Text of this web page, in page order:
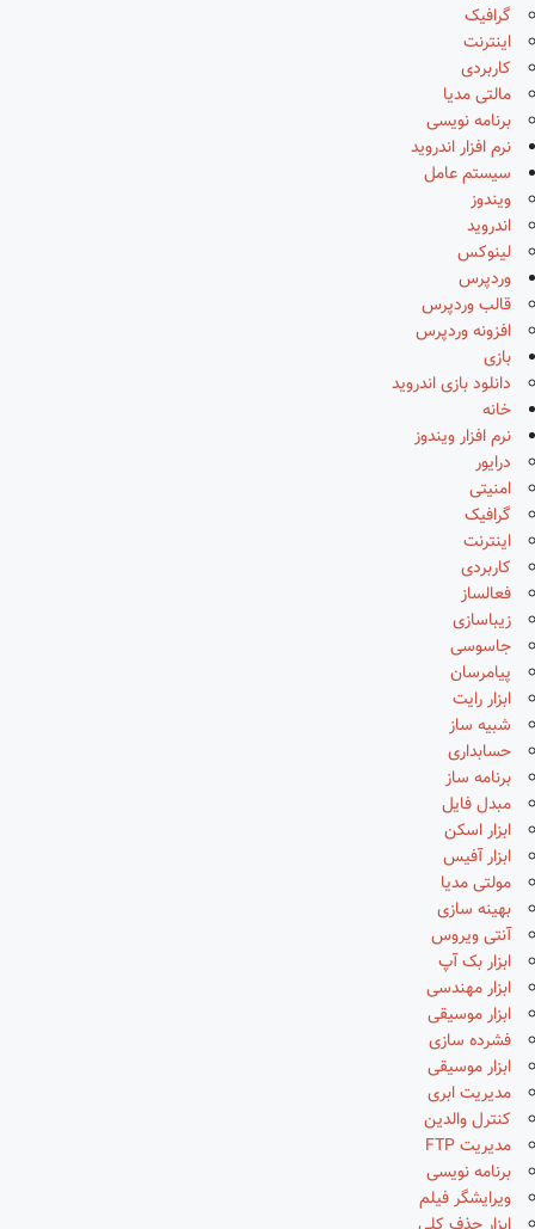
گرافیک
اینترنت
کاربردی
مالتی مدیا
برنامه نویسی
نرم افزار اندروید
سیستم عامل
ویندوز
اندروید
لینوکس
وردپرس
قالب وردپرس
افزونه وردپرس
بازی
دانلود بازی اندروید
خانه
نرم افزار ویندوز
درایور
امنیتی
گرافیک
اینترنت
کاربردی
فعالساز
زیباسازی
جاسوسی
پیامرسان
ابزار رایت
شبیه ساز
حسابداری
برنامه ساز
مبدل فایل
ابزار اسکن
ابزار آفیس
مولتی مدیا
بهینه سازی
آنتی ویروس
ابزار بک آپ
ابزار مهندسی
ابزار موسیقی
فشرده سازی
ابزار موسیقی
مدیریت ابری
کنترل والدین
مدیریت FTP
برنامه نویسی
ویرایشگر فیلم